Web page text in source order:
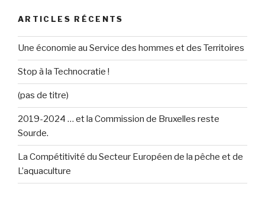
ARTICLES RÉCENTS
Une économie au Service des hommes et des Territoires
Stop à la Technocratie !
(pas de titre)
2019-2024 … et la Commission de Bruxelles reste
Sourde.
La Compétitivité du Secteur Européen de la pêche et de
L’aquaculture